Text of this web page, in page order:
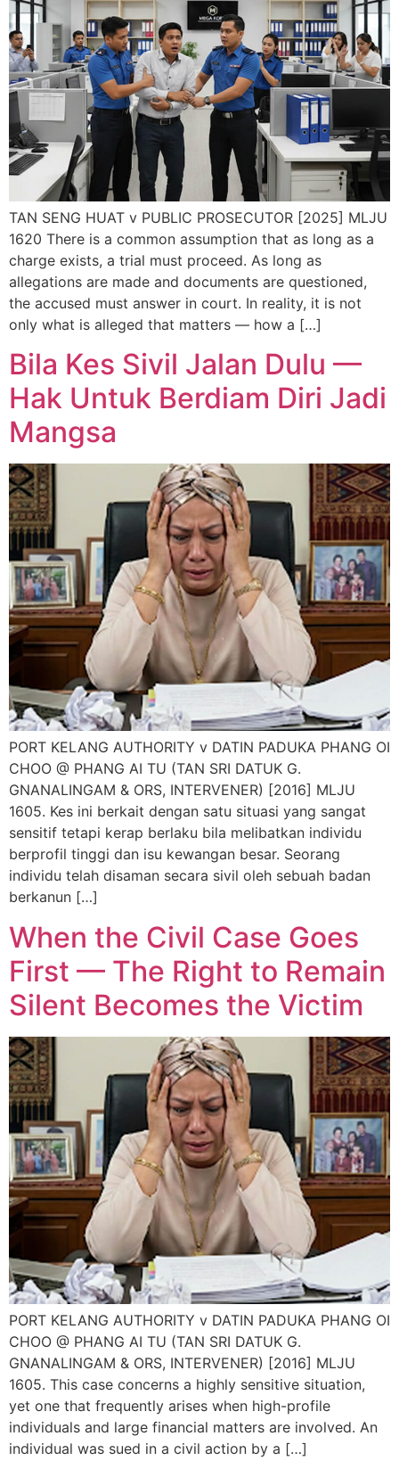
TAN SENG HUAT v PUBLIC PROSECUTOR [2025] MLJU
1620 There is a common assumption that as long as a
charge exists, a trial must proceed. As long as
allegations are made and documents are questioned,
the accused must answer in court. In reality, it is not
only what is alleged that matters — how a […]
Bila Kes Sivil Jalan Dulu —
Hak Untuk Berdiam Diri Jadi
Mangsa
PORT KELANG AUTHORITY v DATIN PADUKA PHANG OI
CHOO @ PHANG AI TU (TAN SRI DATUK G.
GNANALINGAM & ORS, INTERVENER) [2016] MLJU
1605. Kes ini berkait dengan satu situasi yang sangat
sensitif tetapi kerap berlaku bila melibatkan individu
berprofil tinggi dan isu kewangan besar. Seorang
individu telah disaman secara sivil oleh sebuah badan
berkanun […]
When the Civil Case Goes
First — The Right to Remain
Silent Becomes the Victim
PORT KELANG AUTHORITY v DATIN PADUKA PHANG OI
CHOO @ PHANG AI TU (TAN SRI DATUK G.
GNANALINGAM & ORS, INTERVENER) [2016] MLJU
1605. This case concerns a highly sensitive situation,
yet one that frequently arises when high-profile
individuals and large financial matters are involved. An
individual was sued in a civil action by a […]